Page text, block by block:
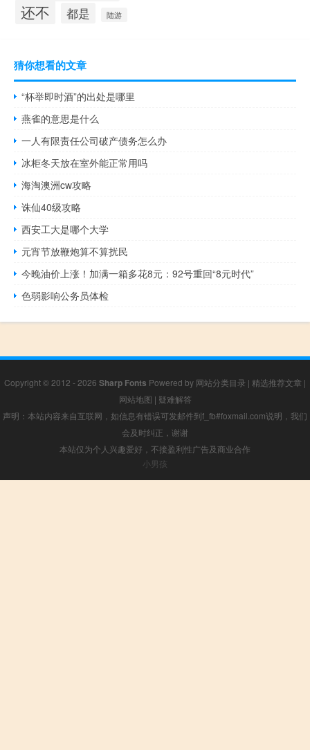
还不 都是 陆游
猜你想看的文章
“杯举即时酒”的出处是哪里
燕雀的意思是什么
一人有限责任公司破产债务怎么办
冰柜冬天放在室外能正常用吗
海淘澳洲cw攻略
诛仙40级攻略
西安工大是哪个大学
元宵节放鞭炮算不算扰民
今晚油价上涨！加满一箱多花8元：92号重回“8元时代”
色弱影响公务员体检
Copyright © 2012 - 2026 Sharp Fonts Powered by 网站分类目录 | 精选推荐文章 |
网站地图 | 疑难解答
声明：本站内容来自互联网，如信息有错误可发邮件到f_fb#foxmail.com说明，我们
会及时纠正，谢谢
本站仅为个人兴趣爱好，不接盈利性广告及商业合作
小男孩